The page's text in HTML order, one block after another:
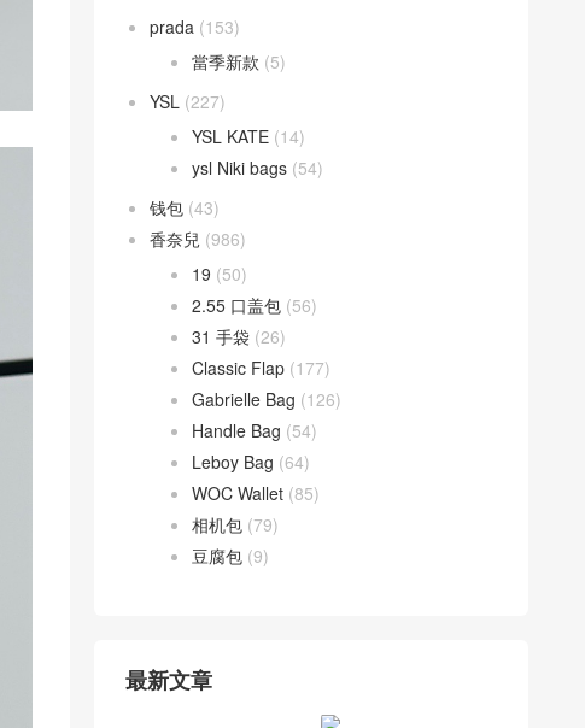
prada (153)
當季新款 (5)
YSL (227)
YSL KATE (14)
ysl Niki bags (54)
钱包 (43)
香奈兒 (986)
19 (50)
2.55 口盖包 (56)
31 手袋 (26)
Classic Flap (177)
Gabrielle Bag (126)
Handle Bag (54)
Leboy Bag (64)
WOC Wallet (85)
相机包 (79)
豆腐包 (9)
最新文章